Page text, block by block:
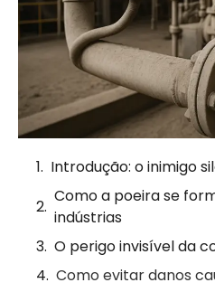
Introdução: o inimigo
Como a poeira se
indústrias
O perigo invisível da
Como evitar danos